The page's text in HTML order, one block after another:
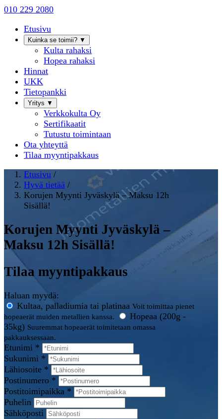
010 229 2080
Etusivu
Kuinka se toimii? ▼
Kulta rahaksi
Hopea rahaksi
Hinnat
UKK
Tietopankki
Yritys ▼
Verkkokulta Oy
Sertifikaatit
Tutustu toimintaan
Ota yhteyttä
Tilaa myyntipakkaus
Etusivu /
Hyvä tietää /
Korujen Myynti Jyväskylä – Maksu 12h
Sisällä!
Korujen Myynti Jyväskylä –
Maksu 12h Sisällä!
Tilaa myyntipakkaus
Haluan myydä:
Kultaa, palladiumia tai platinaa Voit toimittaa pienet
hopeaerät muiden metallien kanssa.
Hopeaa (200g -
35kg) Suuremmat hopeaerät toimitetaan omassa
pakkauksessaan.
Etunimi *
Sukunimi *
Lähiosoite *
Postinumero *
Postitoimipaikka *
Puhelin
Sähköposti